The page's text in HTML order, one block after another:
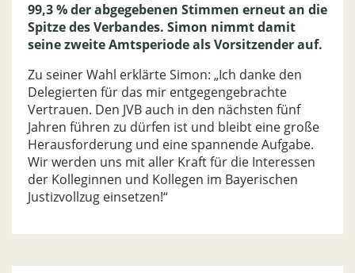
99,3 % der abgegebenen Stimmen erneut an die
Spitze des Verbandes. Simon nimmt damit
seine zweite Amtsperiode als Vorsitzender auf.
Zu seiner Wahl erklärte Simon: „Ich danke den
Delegierten für das mir entgegengebrachte
Vertrauen. Den JVB auch in den nächsten fünf
Jahren führen zu dürfen ist und bleibt eine große
Herausforderung und eine spannende Aufgabe.
Wir werden uns mit aller Kraft für die Interessen
der Kolleginnen und Kollegen im Bayerischen
Justizvollzug einsetzen!“